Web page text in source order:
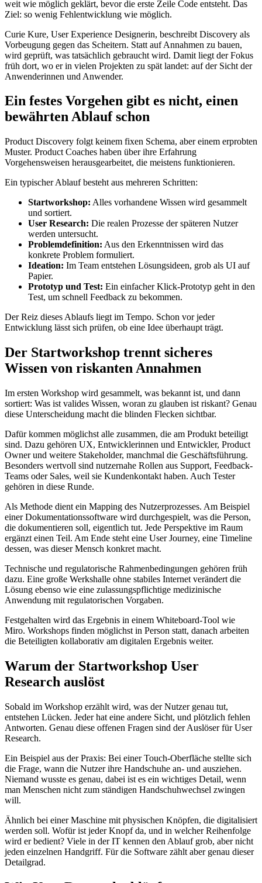
weit wie möglich geklärt, bevor die erste Zeile Code entsteht. Das
Ziel: so wenig Fehlentwicklung wie möglich.
Curie Kure, User Experience Designerin, beschreibt Discovery als
Vorbeugung gegen das Scheitern. Statt auf Annahmen zu bauen,
wird geprüft, was tatsächlich gebraucht wird. Damit liegt der Fokus
früh dort, wo er in vielen Projekten zu spät landet: auf der Sicht der
Anwenderinnen und Anwender.
Ein festes Vorgehen gibt es nicht, einen
bewährten Ablauf schon
Product Discovery folgt keinem fixen Schema, aber einem erprobten
Muster. Product Coaches haben über ihre Erfahrung
Vorgehensweisen herausgearbeitet, die meistens funktionieren.
Ein typischer Ablauf besteht aus mehreren Schritten:
Startworkshop: Alles vorhandene Wissen wird gesammelt
und sortiert.
User Research: Die realen Prozesse der späteren Nutzer
werden untersucht.
Problemdefinition: Aus den Erkenntnissen wird das
konkrete Problem formuliert.
Ideation: Im Team entstehen Lösungsideen, grob als UI auf
Papier.
Prototyp und Test: Ein einfacher Klick-Prototyp geht in den
Test, um schnell Feedback zu bekommen.
Der Reiz dieses Ablaufs liegt im Tempo. Schon vor jeder
Entwicklung lässt sich prüfen, ob eine Idee überhaupt trägt.
Der Startworkshop trennt sicheres
Wissen von riskanten Annahmen
Im ersten Workshop wird gesammelt, was bekannt ist, und dann
sortiert: Was ist valides Wissen, woran zu glauben ist riskant? Genau
diese Unterscheidung macht die blinden Flecken sichtbar.
Dafür kommen möglichst alle zusammen, die am Produkt beteiligt
sind. Dazu gehören UX, Entwicklerinnen und Entwickler, Product
Owner und weitere Stakeholder, manchmal die Geschäftsführung.
Besonders wertvoll sind nutzernahe Rollen aus Support, Feedback-
Teams oder Sales, weil sie Kundenkontakt haben. Auch Tester
gehören in diese Runde.
Als Methode dient ein Mapping des Nutzerprozesses. Am Beispiel
einer Dokumentationssoftware wird durchgespielt, was die Person,
die dokumentieren soll, eigentlich tut. Jede Perspektive im Raum
ergänzt einen Teil. Am Ende steht eine User Journey, eine Timeline
dessen, was dieser Mensch konkret macht.
Technische und regulatorische Rahmenbedingungen gehören früh
dazu. Eine große Werkshalle ohne stabiles Internet verändert die
Lösung ebenso wie eine zulassungspflichtige medizinische
Anwendung mit regulatorischen Vorgaben.
Festgehalten wird das Ergebnis in einem Whiteboard-Tool wie
Miro. Workshops finden möglichst in Person statt, danach arbeiten
die Beteiligten kollaborativ am digitalen Ergebnis weiter.
Warum der Startworkshop User
Research auslöst
Sobald im Workshop erzählt wird, was der Nutzer genau tut,
entstehen Lücken. Jeder hat eine andere Sicht, und plötzlich fehlen
Antworten. Genau diese offenen Fragen sind der Auslöser für User
Research.
Ein Beispiel aus der Praxis: Bei einer Touch-Oberfläche stellte sich
die Frage, wann die Nutzer ihre Handschuhe an- und ausziehen.
Niemand wusste es genau, dabei ist es ein wichtiges Detail, wenn
man Menschen nicht zum ständigen Handschuhwechsel zwingen
will.
Ähnlich bei einer Maschine mit physischen Knöpfen, die digitalisiert
werden soll. Wofür ist jeder Knopf da, und in welcher Reihenfolge
wird er bedient? Viele in der IT kennen den Ablauf grob, aber nicht
jeden einzelnen Handgriff. Für die Software zählt aber genau dieser
Detailgrad.